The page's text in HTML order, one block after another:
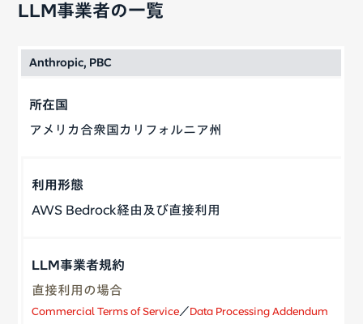
LLM事業者の一覧
Anthropic, PBC
アメリカ合衆国カリフォルニア州
AWS Bedrock経由及び直接利用
直接利用の場合
Commercial Terms of Service／Data Processing Addendum